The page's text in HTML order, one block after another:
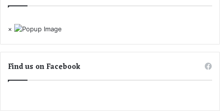
×
Find us on Facebook